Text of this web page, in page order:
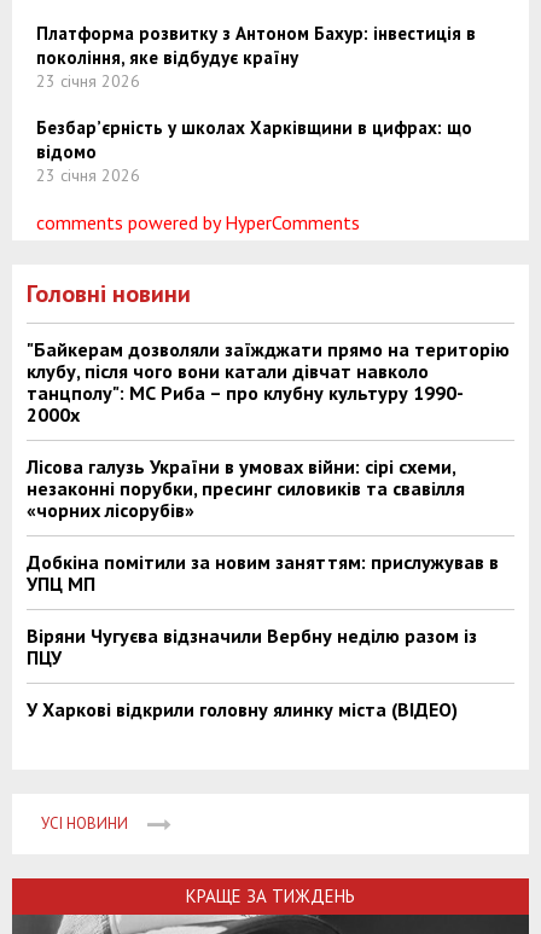
Платформа розвитку з Антоном Бахур: інвестиція в
покоління, яке відбудує країну
23 січня 2026
Безбар’єрність у школах Харківщини в цифрах: що
відомо
23 січня 2026
comments powered by HyperComments
Головні новини
"Байкерам дозволяли заїжджати прямо на територію
клубу, після чого вони катали дівчат навколо
танцполу": МС Риба – про клубну культуру 1990-
2000х
Лісова галузь України в умовах війни: сірі схеми,
незаконні порубки, пресинг силовиків та свавілля
«чорних лісорубів»
Добкіна помітили за новим заняттям: прислужував в
УПЦ МП
Віряни Чугуєва відзначили Вербну неділю разом із
ПЦУ
У Харкові відкрили головну ялинку міста (ВІДЕО)
УСІ НОВИНИ
КРАЩЕ ЗА ТИЖДЕНЬ